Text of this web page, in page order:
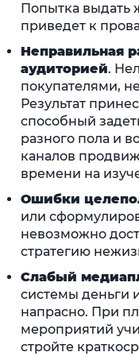
Попытка выдать
приведет к
Неправильная
аудиторией.
покупателями,
Результат
способный
разного пола и
каналов
времени на
Ошибки
или
невозможно
стратегию
Слабый
системы деньги
напрасно. При
мероприятий
стройте